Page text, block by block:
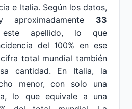
e Italia. Según los datos,
aproximadamente 33
apellido, lo que
del 100% en ese
total mundial también
cantidad. En Italia, la
menor, con solo una
lo que equivale a una